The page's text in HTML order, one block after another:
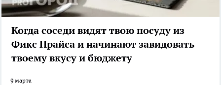
Когда соседи видят твою посуду из
Фикс Прайса и начинают завидовать
твоему вкусу и бюджету
9 марта